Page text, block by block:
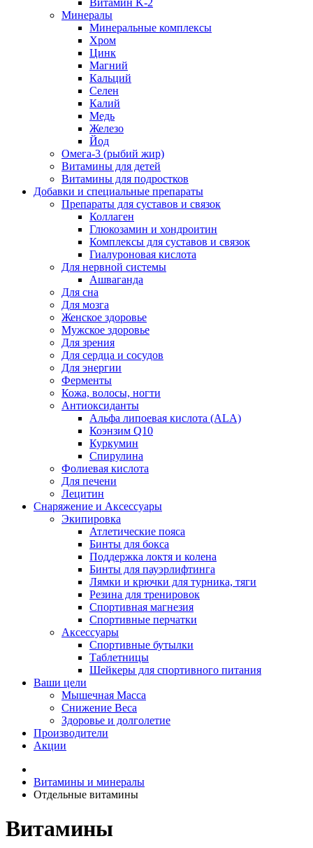
Витамин K-2
Минералы
Минеральные комплексы
Хром
Цинк
Магний
Кальций
Селен
Калий
Медь
Железо
Йод
Омега-3 (рыбий жир)
Витамины для детей
Витамины для подростков
Добавки и специальные препараты
Препараты для суставов и связок
Коллаген
Глюкозамин и хондроитин
Комплексы для суставов и связок
Гиалуроновая кислота
Для нервной системы
Ашваганда
Для сна
Для мозга
Женское здоровье
Мужское здоровье
Для зрения
Для сердца и сосудов
Для энергии
Ферменты
Кожа, волосы, ногти
Антиоксиданты
Альфа липоевая кислота (ALA)
Коэнзим Q10
Куркумин
Спирулина
Фолиевая кислота
Для печени
Лецитин
Снаряжение и Аксессуары
Экипировка
Атлетические пояса
Бинты для бокса
Поддержка локтя и колена
Бинты для пауэрлифтинга
Лямки и крючки для турника, тяги
Резина для тренировок
Спортивная магнезия
Спортивные перчатки
Аксессуары
Спортивные бутылки
Таблетницы
Шейкеры для спортивного питания
Ваши цели
Мышечная Масса
Снижение Веса
Здоровье и долголетие
Производители
Акции
Витамины и минералы
Отдельные витамины
Витамины